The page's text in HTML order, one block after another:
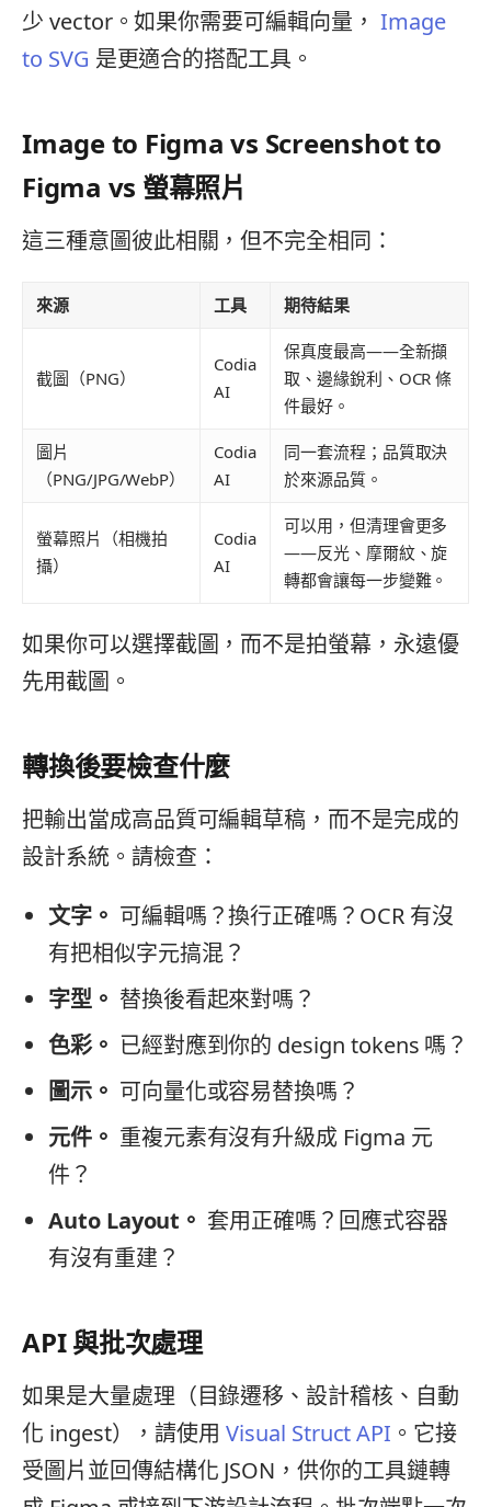
少 vector。如果你需要可編輯向量， Image
to SVG 是更適合的搭配工具。
Image to Figma vs Screenshot to
Figma vs 螢幕照片
這三種意圖彼此相關，但不完全相同：
來源 工具 期待結果
截圖（PNG）
Codia
AI
保真度最高——全新擷
取、邊緣銳利、OCR 條
件最好。
圖片
（PNG/JPG/WebP）
Codia
AI
同一套流程；品質取決
於來源品質。
螢幕照片（相機拍
攝）
Codia
AI
可以用，但清理會更多
——反光、摩爾紋、旋
轉都會讓每一步變難。
如果你可以選擇截圖，而不是拍螢幕，永遠優
先用截圖。
轉換後要檢查什麼
把輸出當成高品質可編輯草稿，而不是完成的
設計系統。請檢查：
文字。 可編輯嗎？換行正確嗎？OCR 有沒
有把相似字元搞混？
字型。 替換後看起來對嗎？
色彩。 已經對應到你的 design tokens 嗎？
圖示。 可向量化或容易替換嗎？
元件。 重複元素有沒有升級成 Figma 元
件？
Auto Layout。 套用正確嗎？回應式容器
有沒有重建？
API 與批次處理
如果是大量處理（目錄遷移、設計稽核、自動
化 ingest），請使用Visual Struct API 。它接
受圖片並回傳結構化 JSON，供你的工具鏈轉